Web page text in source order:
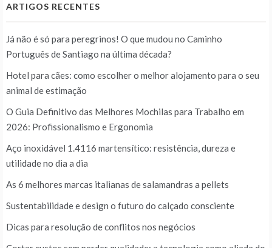
ARTIGOS RECENTES
Já não é só para peregrinos! O que mudou no Caminho
Português de Santiago na última década?
Hotel para cães: como escolher o melhor alojamento para o seu
animal de estimação
O Guia Definitivo das Melhores Mochilas para Trabalho em
2026: Profissionalismo e Ergonomia
Aço inoxidável 1.4116 martensítico: resistência, dureza e
utilidade no dia a dia
As 6 melhores marcas italianas de salamandras a pellets
Sustentabilidade e design o futuro do calçado consciente
Dicas para resolução de conflitos nos negócios